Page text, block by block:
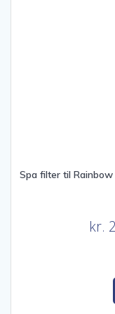
Spa filter til
kr.